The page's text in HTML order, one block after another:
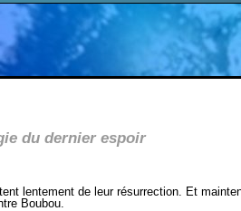
du dernier espoir
lentement de leur résurrection. Et
Boubou.